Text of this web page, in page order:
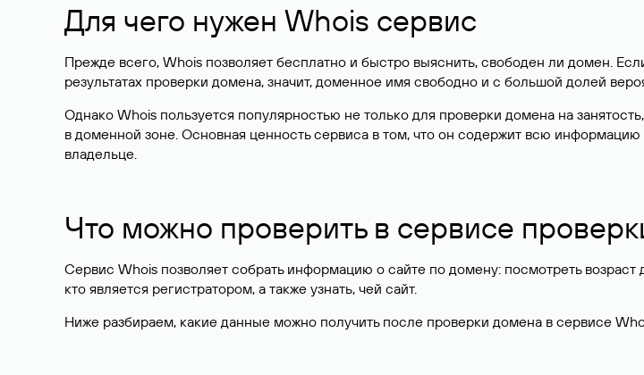
Для чего нужен Whois сервис
Прежде всего, Whois позволяет бесплатно и быстро выяснить, свободен ли домен.
результатах проверки домена, значит, доменное имя свободно и с большой долей
Однако Whois пользуется популярностью не только для проверки домена на
в доменной зоне. Основная ценность сервиса в том, что он содержит всю
владельце.
Что можно проверить в сервисе
Сервис Whois позволяет собрать информацию о сайте по домену: посмотреть
кто является регистратором, а также узнать, чей сайт.
Ниже разбираем, какие данные можно получить после проверки домена в сервисе